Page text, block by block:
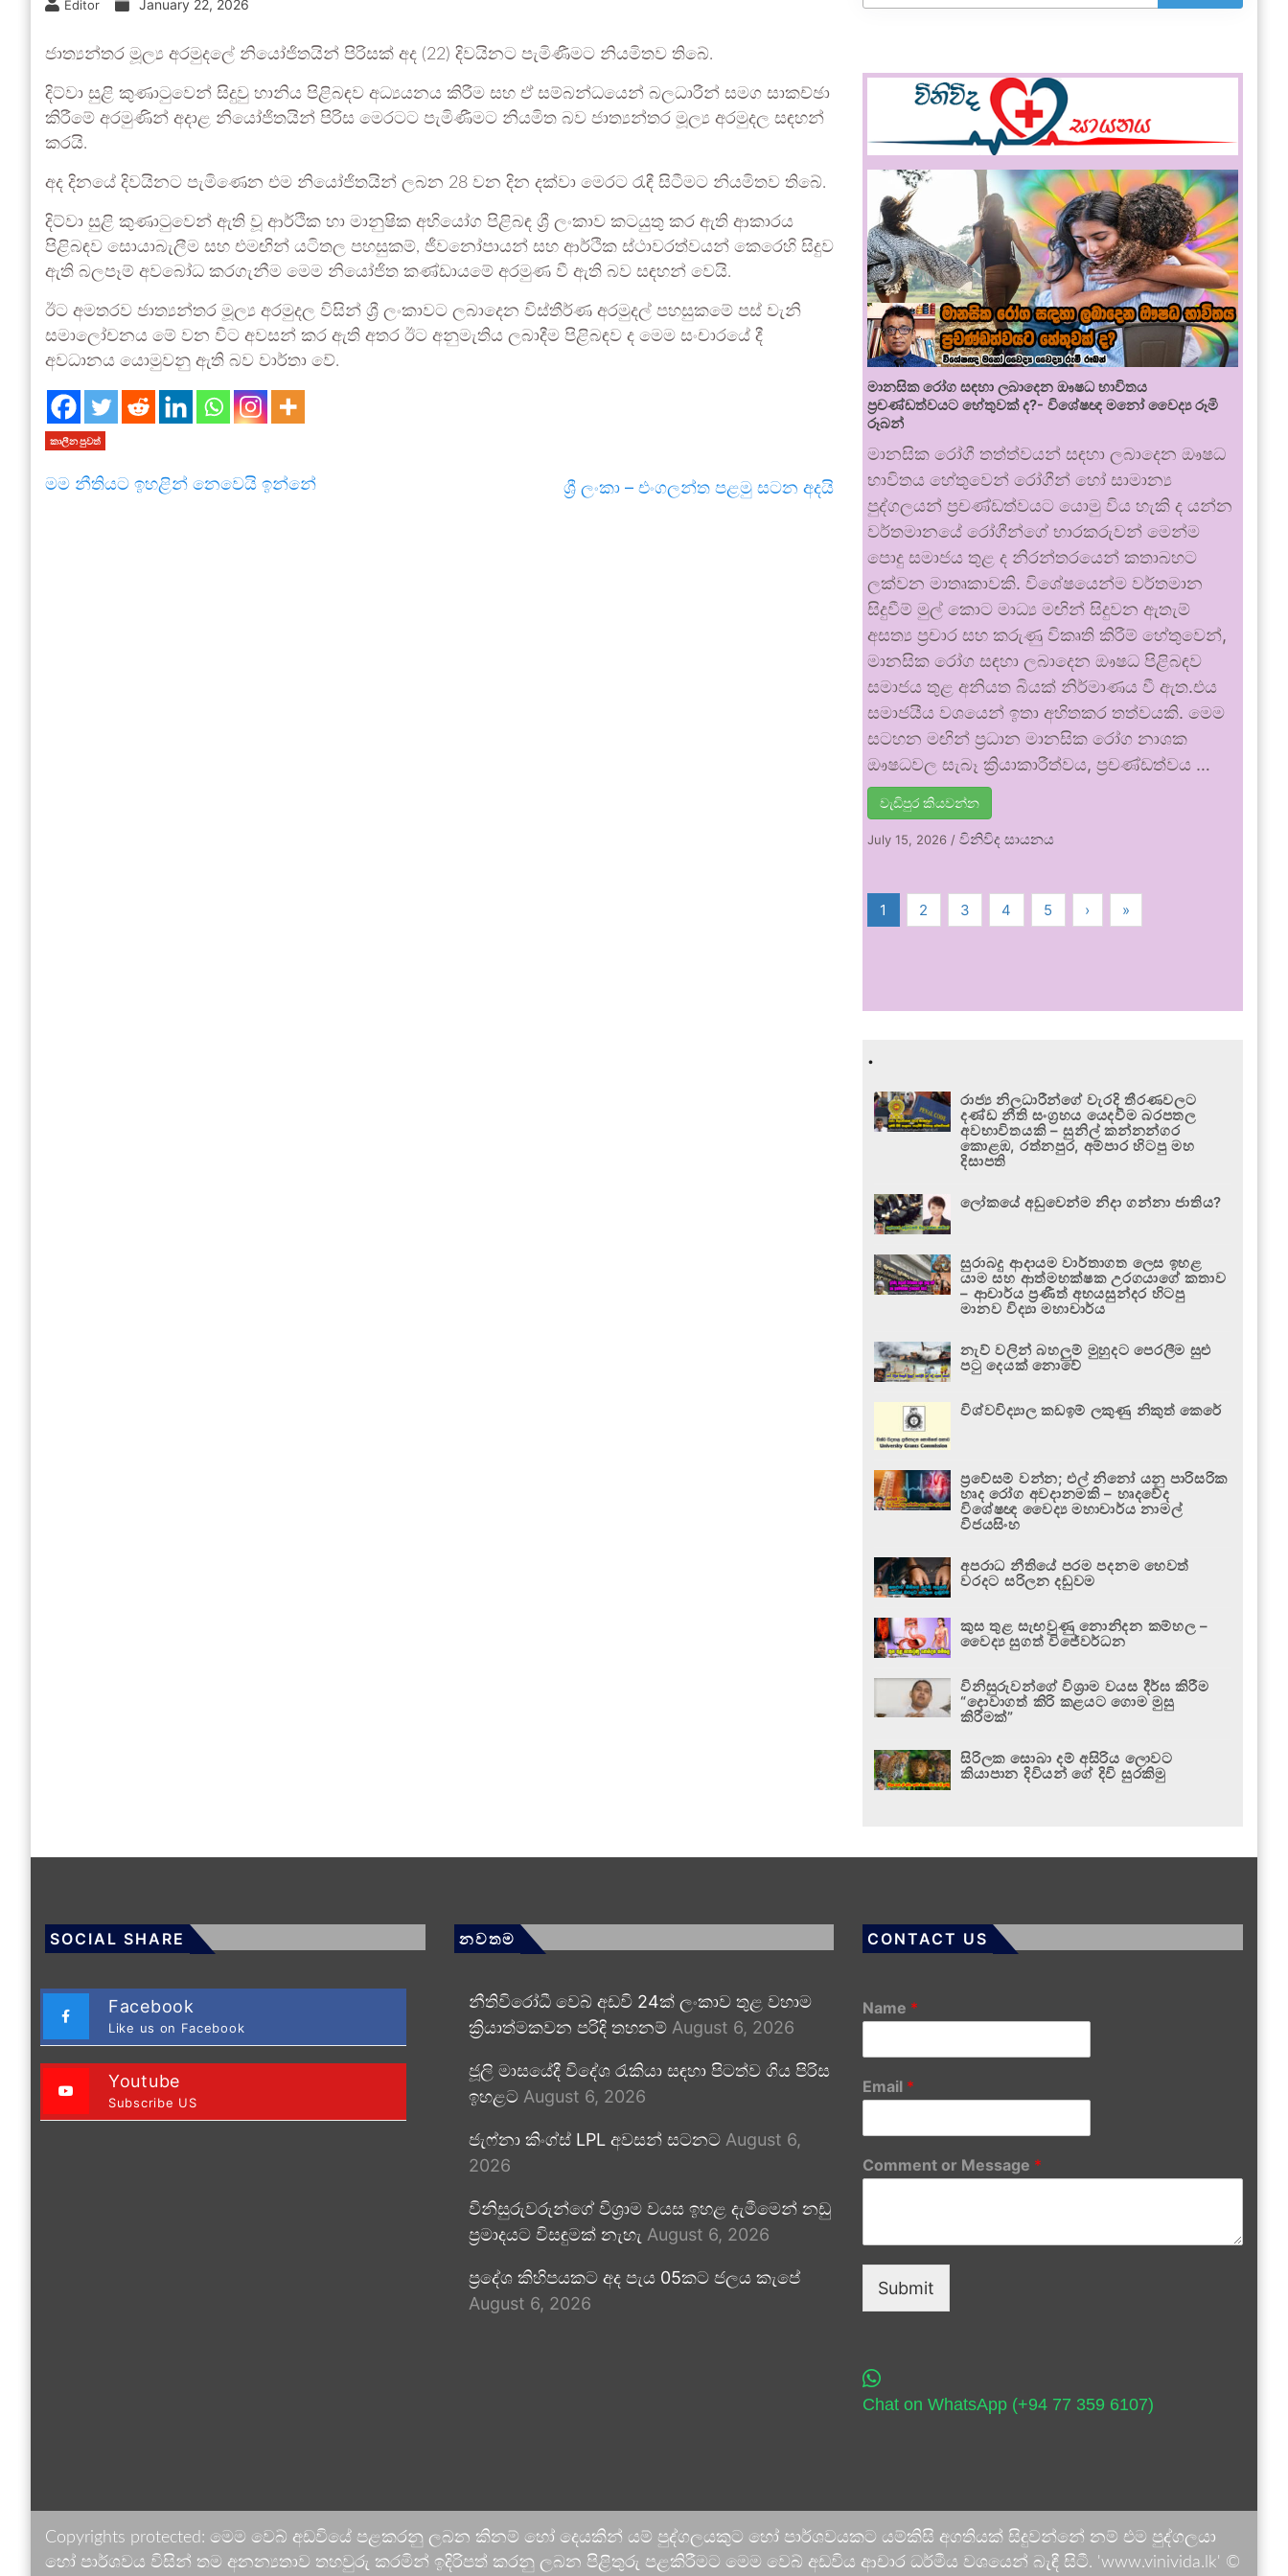
Editor January 22, 2026
ජාත්‍යන්තර මූල්‍ය අරමුදලේ නියෝජිතයින් පිරිසක් අද (22) දිවයිනට පැමිණීමට නියමිතව තිබේ.
දිට්වා සුළි කුණාටුවෙන් සිදුවු හානිය පිළිබඳව අධ්‍යයනය කිරීම සහ ඒ සම්බන්ධයෙන් බලධාරීන් සමග සාකච්ඡා
කිරීමේ අරමුණින් අදාළ නියෝජිතයින් පිරිස මෙරටට පැමිණීමට නියමිත බව ජාත්‍යන්තර මූල්‍ය අරමුදල සඳහන්
කරයි.
අද දිනයේ දිවයිනට පැමිණෙන එම නියෝජිතයින් ලබන 28 වන දින දක්වා මෙරට රැඳී සිටීමට නියමිතව තිබේ.
දිට්වා සුළි කුණාටුවෙන් ඇති වූ ආර්ථික හා මානුෂික අභියෝග පිළිබඳ ශ්‍රී ලංකාව කටයුතු කර ඇති ආකාරය
පිළිබඳව සොයාබැලීම සහ එමඟින් යටිතල පහසුකම්, ජීවනෝපායන් සහ ආර්ථික ස්ථාවරත්වයන් කෙරෙහි සිදුව
ඇති බලපෑම් අවබෝධ කරගැනීම මෙම නියෝජිත කණ්ඩායමේ අරමුණ වී ඇති බව සඳහන් වෙයි.
ඊට අමතරව ජාත්‍යන්තර මූල්‍ය අරමුදල විසින් ශ්‍රී ලංකාවට ලබාදෙන විස්තීර්ණ අරමුදල් පහසුකමේ පස් වැනි
සමාලෝචනය මේ වන විට අවසන් කර ඇති අතර ඊට අනුමැතිය ලබාදීම පිළිබඳව ද මෙම සංචාරයේ දී
අවධානය යොමුවනු ඇති බව වාර්තා වේ.
කාලීන පුවත්
මම නීතියට ඉහළින් නෙවෙයි ඉන්නේ ශ්‍රී ලංකා – එංගලන්ත පළමු සටන අදයි
මානසික රෝග සඳහා ලබාදෙන ඖෂධ භාවිතය
ප්‍රචණ්ඩත්වයට හේතුවක් ද?- විශේෂඥ මනෝ වෛද්‍ය රූමි
රූබන්
මානසික රෝගී තත්ත්වයන් සඳහා ලබාදෙන ඖෂධ
භාවිතය හේතුවෙන් රෝගීන් හෝ සාමාන්‍ය
පුද්ගලයන් ප්‍රචණ්ඩත්වයට යොමු විය හැකි ද යන්න
වර්තමානයේ රෝගීන්ගේ භාරකරුවන් මෙන්ම
පොදු සමාජය තුළ ද නිරන්තරයෙන් කතාබහට
ලක්වන මාතෘකාවකි. විශේෂයෙන්ම වර්තමාන
සිදුවීම් මුල් කොට මාධ්‍ය මඟින් සිදුවන ඇතැම්
අසත්‍ය ප්‍රචාර සහ කරුණු විකෘති කිරීම් හේතුවෙන්,
මානසික රෝග සඳහා ලබාදෙන ඖෂධ පිළිබඳව
සමාජය තුළ අනියත බියක් නිර්මාණය වී ඇත.එය
සමාජයීය වශයෙන් ඉතා අහිතකර තත්වයකි. මෙම
සටහන මඟින් ප්‍රධාන මානසික රෝග නාශක
ඖෂධවල සැබෑ ක්‍රියාකාරීත්වය, ප්‍රචණ්ඩත්වය …
වැඩිපුර කියවන්න
July 15, 2026 /විනිවිද සායනය
1 2 3 4 5 › »
.
රාජ්‍ය නිලධාරීන්ගේ වැරදි තීරණවලට
දණ්ඩ නීති සංග්‍රහය යෙදවීම බරපතල
අවභාවිතයකි – සුනිල් කන්නන්ගර
කොළඹ, රත්නපුර, අම්පාර හිටපු මහ
දිසාපති
ලෝකයේ අඩුවෙන්ම නිදා ගන්නා ජාතිය?
සුරාබදු ආදායම වාර්තාගත ලෙස ඉහළ
යාම සහ ආත්මභක්ෂක උරගයාගේ කතාව
– ආචාර්ය ප්‍රණීත් අභයසුන්දර හිටපු
මානව විද්‍යා මහාචාර්ය
නැව් වලින් බහලුම් මුහුදට පෙරලීම සුළු
පටු දෙයක් නොවේ
විශ්වවිද්‍යාල කඩඉම් ලකුණු නිකුත් කෙරේ
ප්‍රවේසම් වන්න; එල් නිනෝ යනු පාරිසරික
හෘද රෝග අවදානමකි – හෘදවේද
විශේෂඥ වෛද්‍ය මහාචාර්ය නාමල්
විජයසිංහ
අපරාධ නීතියේ පරම පදනම හෙවත්
වරදට සරිලන දඬුවම
කුස තුළ සැඟවුණු නොනිදන කම්හල –
වෛද්‍ය සුගත් විජේවර්ධන
විනිසුරුවන්ගේ විශ්‍රාම වයස දීර්ඝ කිරීම
“දොවාගත් කිරි කළයට ගොම මුසු
කිරීමක්”
සිරිලක සොබා දම් අසිරිය ලොවට
කියාපාන දිවියන් ගේ දිවි සුරකිමු
SOCIAL SHARE
Facebook
Like us on Facebook
Youtube
Subscribe US
නවතම
නීතිවිරෝධී වෙබ් අඩවි 24ක් ලංකාව තුළ වහාම
ක්‍රියාත්මකවන පරිදි තහනම් August 6, 2026
ජූලි මාසයේදී විදේශ රැකියා සඳහා පිටත්ව ගිය පිරිස
ඉහළට August 6, 2026
ජැෆ්නා කිංග්ස් LPL අවසන් සටනට August 6,
2026
විනිසුරුවරුන්ගේ විශ්‍රාම වයස ඉහළ දැමීමෙන් නඩු
ප්‍රමාදයට විසඳුමක් නැහැ August 6, 2026
ප්‍රදේශ කිහිපයකට අද පැය 05කට ජලය කැපේ
August 6, 2026
CONTACT US
Name *
Email *
Comment or Message *
Submit
Chat on WhatsApp (+94 77 359 6107)
Copyrights protected: මෙම වෙබ් අඩවියේ පළකරනු ලබන කිනම් හෝ දෙයකින් යම් පුද්ගලයකුට හෝ පාර්ශවයකට යම්කිසි අගතියක් සිදුවන්නේ නම් එම පුද්ගලයා
හෝ පාර්ශවය විසින් තම අනන්‍යතාව තහවුරු කරමින් ඉදිරිපත් කරනු ලබන පිළිතුරු පළකිරීමට මෙම වෙබ් අඩවිය ආචාර ධර්මීය වශයෙන් බැඳී සිටී. 'www.vinivida.lk' ©